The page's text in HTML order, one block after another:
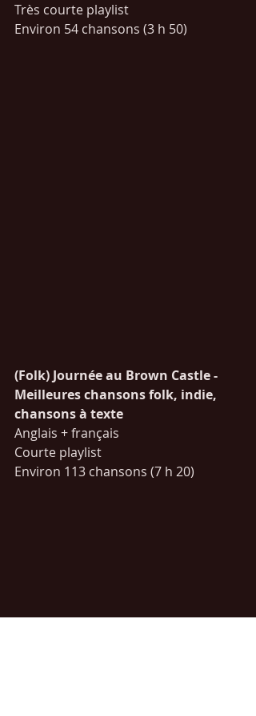
Très courte playlist
Environ 54 chansons (3 h 50)
(Folk) Journée au Brown Castle -
Meilleures chansons folk, indie,
chansons à texte
Anglais + français
Courte playlist
Environ 113 chansons (7 h 20)